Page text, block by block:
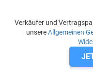
Verkäufer und
unsereAllgemeinen